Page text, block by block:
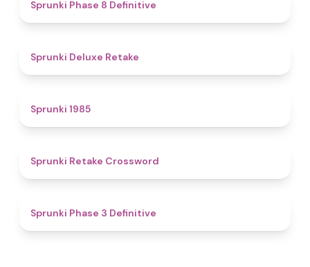
Sprunki Phase 8 Definitive
Sprunki Deluxe Retake
Sprunki 1985
Sprunki Retake Crossword
Sprunki Phase 3 Definitive